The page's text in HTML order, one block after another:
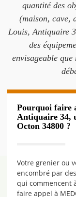
quantité des
(maison, cave,
Louis, Antiquaire
des
envisageable
Pourquoi faire
Antiquaire 34,
Octon 34800 ?
Votre grenier ou
encombré par
qui commencent
faire appel à